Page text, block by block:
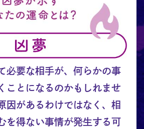
必要な相手が、何らかの事
ことになるのかもしれませ
因があるわけではなく、相
を得ない事情が発生する可